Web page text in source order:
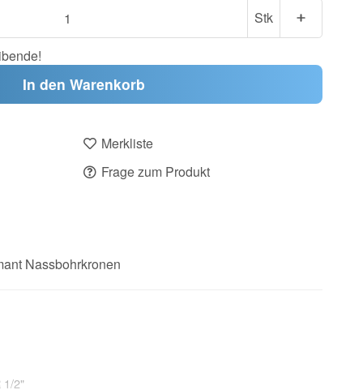
Stk
In den Warenkorb
Merkliste
Frage zum Produkt
Nassbohrkronen
1/2"